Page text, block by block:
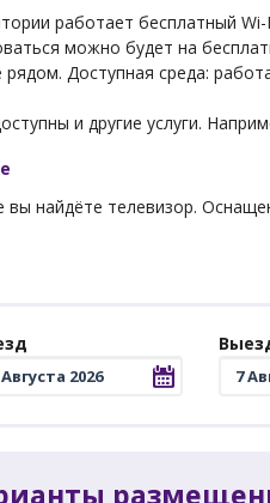
работает бесплатный
можно будет на
рядом. Доступная среда:
и другие услуги.
вы найдёте телевизор.